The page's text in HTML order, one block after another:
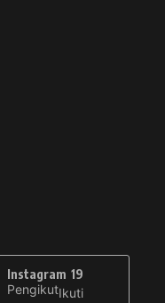
Instagram 19
PengikutIkuti